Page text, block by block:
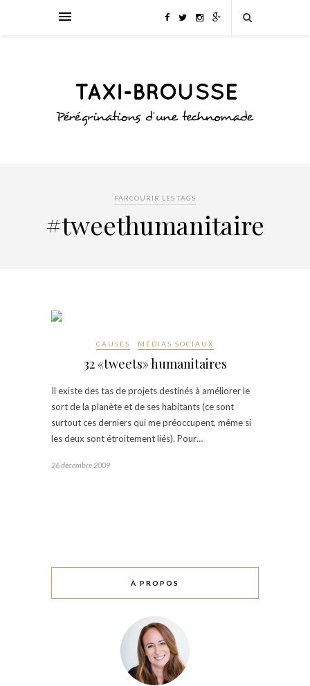
PARCOURIR LES TAGS
#tweethumanitaire
CAUSES MÉDIAS SOCIAUX
32 «tweets» humanitaires
Il existe des tas de projets destinés à améliorer le
sort de la planète et de ses habitants (ce sont
surtout ces derniers qui me préoccupent, même si
les deux sont étroitement liés). Pour…
26 décembre 2009
À PROPOS